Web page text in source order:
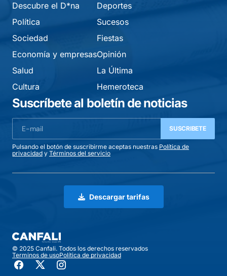
Descubre el D*na
Política
Sociedad
Economía y empresas
Salud
Cultura
Deportes
Sucesos
Fiestas
Opinión
La Última
Hemeroteca
Suscríbete al boletín de noticias
SUSCRIBETE
Pulsando el botón de suscribirme aceptas nuestras Política de
privacidad y Términos del servicio
Descargar tarifas
© 2025 Canfali. Todos los derechos reservados
Terminos de usoPolítica de privacidad